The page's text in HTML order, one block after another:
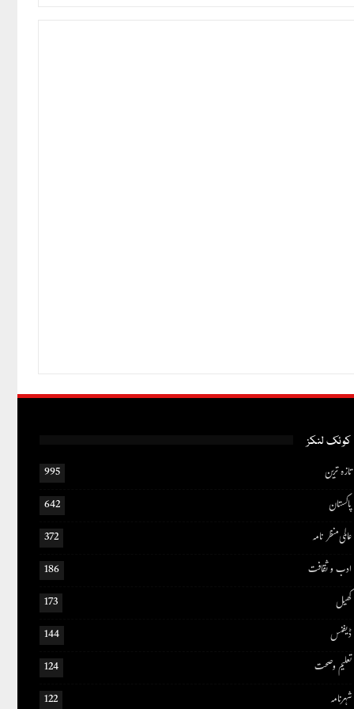
کوئک لنکز
تازہ ترین
995
پاکستان
642
عالمی منظر نامہ
372
ادب و ثقافت
186
کھیل
173
ڈیفنس
144
تعلیم و صحت
124
شہرنامہ
122